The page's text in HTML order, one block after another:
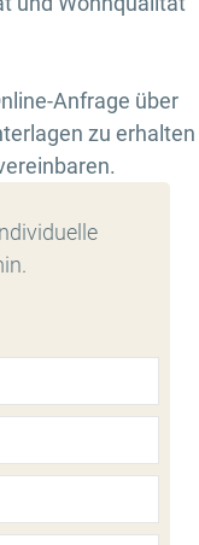
Anfrage über
zu erhalten